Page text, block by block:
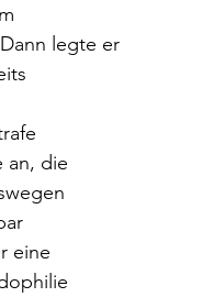
legte er
an, die
eine